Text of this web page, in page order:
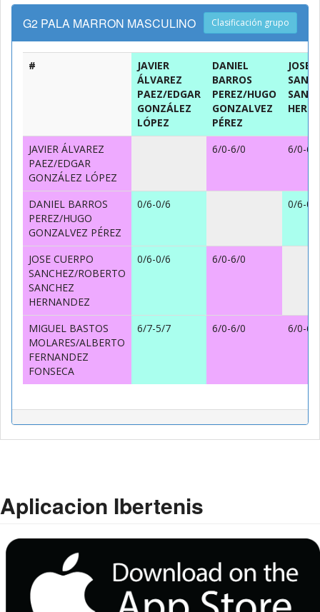
G2 PALA MARRON MASCULINO Clasificación grupo
#
JAVIER
ÁLVAREZ
PAEZ/EDGAR
GONZÁLEZ
LÓPEZ
DANIEL
BARROS
PEREZ/HUGO
GONZALVEZ
PÉREZ
JOSE
JAVIER ÁLVAREZ
PAEZ/EDGAR
GONZÁLEZ LÓPEZ
6/0-6/0 6/0-6/
DANIEL BARROS
PEREZ/HUGO
GONZALVEZ PÉREZ
0/6-0/6 0/6-0/
JOSE CUERPO
SANCHEZ/ROBERTO
SANCHEZ
HERNANDEZ
0/6-0/6 6/0-6/0
MIGUEL BASTOS
MOLARES/ALBERTO
FERNANDEZ
FONSECA
6/7-5/7 6/0-6/0 6/0-6/
Aplicacion Ibertenis